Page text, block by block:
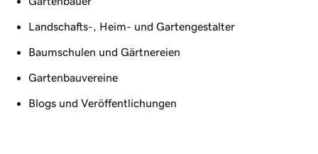
Landschafts-, Heim- und Gartengestalter
Baumschulen und Gärtnereien
Gartenbauvereine
Blogs und Veröffentlichungen